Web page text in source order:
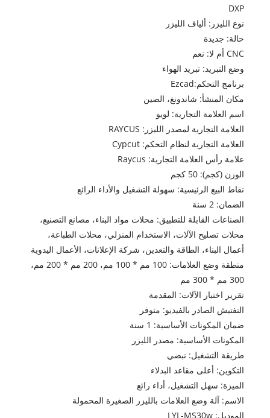
DXP
نوع الليزر: ألياف الليزر
حالة: جديدة
CNC أم لا: نعم
وضع التبريد: تبريد الهواء
برنامج التحكم:Ezcad
مكان المنشأ: شاندونغ، الصين
اسم العلامة التجارية: لويو
العلامة التجارية لمصدر الليزر: RAYCUS
العلامة التجارية لنظام التحكم: Cypcut
علامة رأس العلامة التجارية: Raycus
الوزن (كجم): 50 كجم
نقاط البيع الرئيسية: سهولة التشغيل والأداء الرائع
الضمان: 2 سنة
الصناعات القابلة للتطبيق: محلات مواد البناء، مصانع التصنيع،
محلات تصليح الآلات، الاستخدام المنزلي، محلات الطباعة،
أعمال البناء، الطاقة والتعدين، شركة الإعلانات، الأعمال اليدوية
منطقة وضع العلامات: 100 مم * 100 مم، 200 مم * 200 مم،
300 مم * 300 مم
تقرير اختبار الآلات: المقدمة
التفتيش الصادر بالفيديو: متوفر
ضمان المكونات الأساسية: 1 سنة
المكونات الأساسية: مصدر الليزر
طريقة التشغيل: نبضي
التكوين: أعلى مقاعد البدلاء
الميزة: سهل التشغيل، أداء رائع
الاسم: آلة وضع العلامات بالليزر الصغيرة المحمولة
الموديل: LYL-MS30w